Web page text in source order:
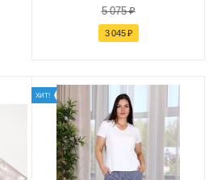
5 075₽
3 045₽
ХИТ!